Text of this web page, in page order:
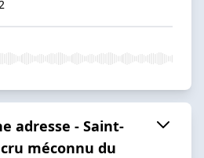
adresse - Saint-
méconnu du